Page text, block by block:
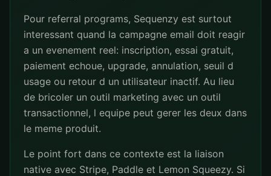
Pour referral programs, Sequenzy est surtout
interessant quand la campagne email doit reagir
a un evenement reel: inscription, essai gratuit,
paiement echoue, upgrade, annulation, seuil d
usage ou retour d un utilisateur inactif. Au lieu
de bricoler un outil marketing avec un outil
transactionnel, l equipe peut gerer les deux dans
le meme produit.
Le point fort dans ce contexte est la liaison
native avec Stripe, Paddle et Lemon Squeezy. Si